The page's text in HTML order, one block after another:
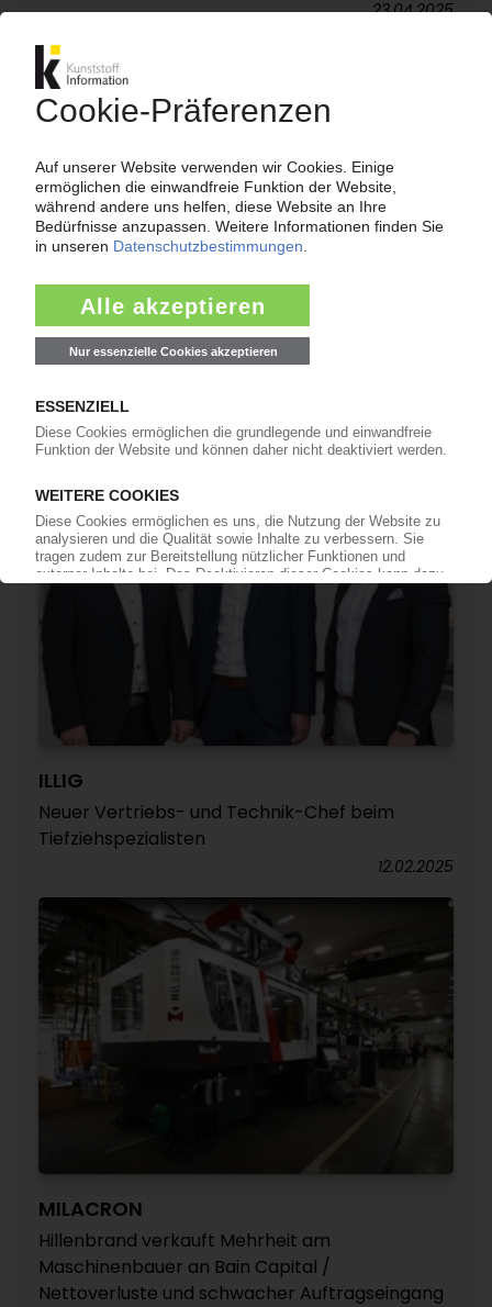
23.04.2025
REIFENHÄUSER
streichen
14.03.2025
ILLIG
Neuer Vertriebs- und Technik-Chef beim
Tiefziehspezialisten
12.02.2025
MILACRON
Hillenbrand verkauft Mehrheit am
Maschinenbauer an Bain Capital /
Nettoverluste und schwacher Auftragseingang